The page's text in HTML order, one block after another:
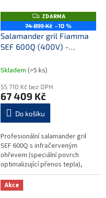
Z
D
A
R
M
A
ZDARMA
74 899 Kč –10 %
Salamander gril Fiamma
SEF 600Q (400V) -
Skladem (>5 ks)
55 710 Kč bez DPH
67 409 Kč
Do košíku
Profesionální salamander gril
SEF 600Q s infračerveným
ohřevem (speciální povrch
optimalizující přenos tepla),
detekcí vloženého nádobí,
disponující velkou varnou
plochou a...
Akce